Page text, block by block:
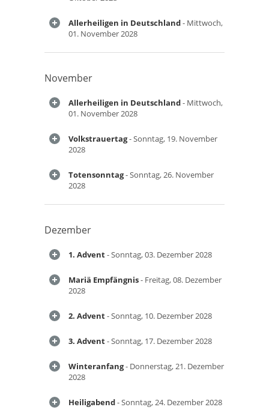
Allerheiligen in Deutschland- Mittwoch,
01. November 2028
November
Allerheiligen in Deutschland- Mittwoch,
01. November 2028
Volkstrauertag- Sonntag, 19. November
2028
Totensonntag- Sonntag, 26. November
2028
Dezember
1. Advent- Sonntag, 03. Dezember 2028
Mariä Empfängnis- Freitag, 08. Dezember
2028
2. Advent- Sonntag, 10. Dezember 2028
3. Advent- Sonntag, 17. Dezember 2028
Winteranfang- Donnerstag, 21. Dezember
2028
Heiligabend- Sonntag, 24. Dezember 2028